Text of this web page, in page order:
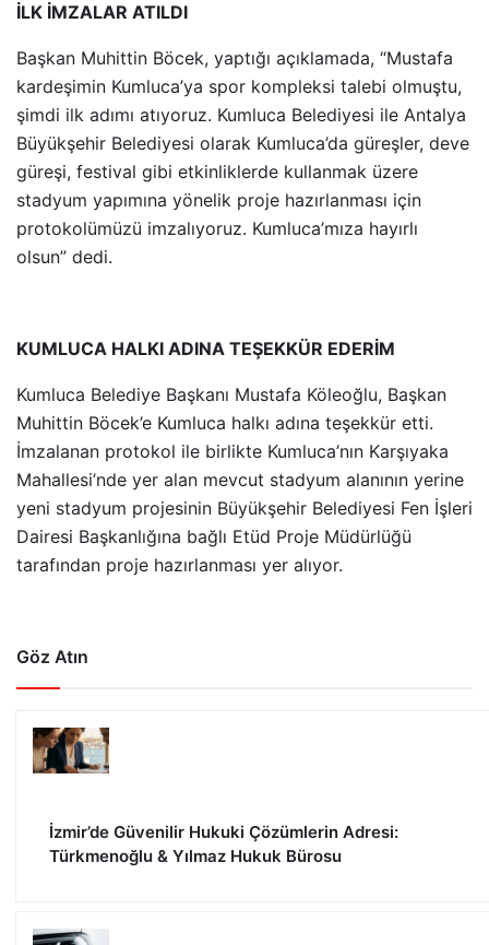
İLK İMZALAR ATILDI
Başkan Muhittin Böcek, yaptığı açıklamada, “Mustafa
kardeşimin Kumluca’ya spor kompleksi talebi olmuştu,
şimdi ilk adımı atıyoruz. Kumluca Belediyesi ile Antalya
Büyükşehir Belediyesi olarak Kumluca’da güreşler, deve
güreşi, festival gibi etkinliklerde kullanmak üzere
stadyum yapımına yönelik proje hazırlanması için
protokolümüzü imzalıyoruz. Kumluca’mıza hayırlı
olsun” dedi.
KUMLUCA HALKI ADINA TEŞEKKÜR EDERİM
Kumluca Belediye Başkanı Mustafa Köleoğlu, Başkan
Muhittin Böcek’e Kumluca halkı adına teşekkür etti.
İmzalanan protokol ile birlikte Kumluca’nın Karşıyaka
Mahallesi’nde yer alan mevcut stadyum alanının yerine
yeni stadyum projesinin Büyükşehir Belediyesi Fen İşleri
Dairesi Başkanlığına bağlı Etüd Proje Müdürlüğü
tarafından proje hazırlanması yer alıyor.
Göz Atın
İzmir’de Güvenilir Hukuki Çözümlerin Adresi:
Türkmenoğlu & Yılmaz Hukuk Bürosu